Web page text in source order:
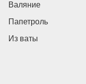
Валяние
Папетроль
Из ваты